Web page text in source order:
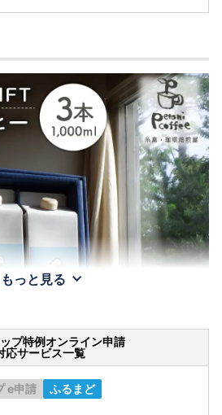
もっと見る
プ特例オンライン申請
応サービス一覧
e申請
ふるまど